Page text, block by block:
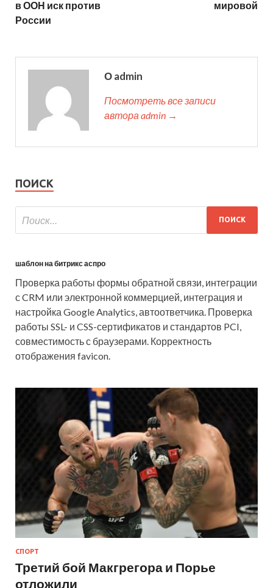
в ООН иск против
России
мировой
О admin
Посмотреть все записи
автора admin →
ПОИСК
шаблон на битрикс аспро
Проверка работы формы обратной связи, интеграции
с CRM или электронной коммерцией, интеграция и
настройка Google Analytics, автоответчика. Проверка
работы SSL- и CSS-сертификатов и стандартов PCI,
совместимость с браузерами. Корректность
отображения favicon.
СПОРТ
Третий бой Макгрегора и Порье
отложили